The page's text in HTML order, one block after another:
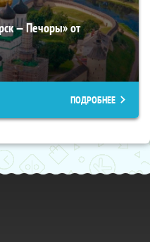
— Печоры» от
ПОДРОБНЕЕ